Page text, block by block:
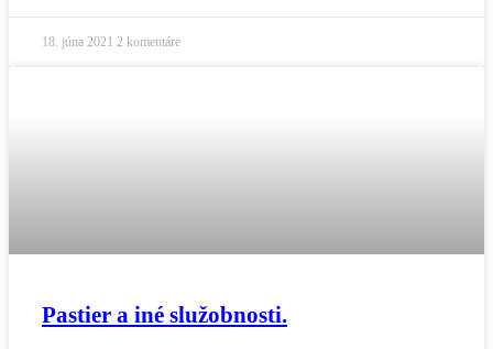
18. júna 2021 2 komentáre
Pastier a iné služobnosti.